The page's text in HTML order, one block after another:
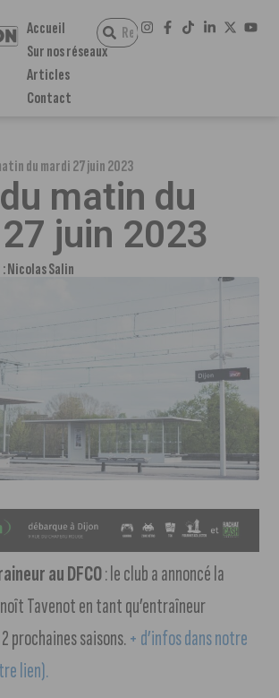
Accueil
Sur nos réseaux
Articles
Contact
du mardi 27 juin 2023
matin du
juin 2023
Nicolas Salin
au DFCO: le club a annoncé la
Tavenot en tant qu’entraîneur
prochaines saisons.+ d’infos dans notre
lien).